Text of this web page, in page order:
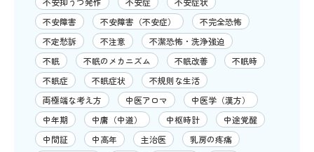
不安障害
不安障害（不安症）
不完全恐怖
不定愁訴
不注意
不潔恐怖・洗浄強迫
不眠
不眠のメカニズム 不眠改善
不眠時
不眠症
不眠症状
不規則な生活
両極端な考え方
中医アロマ
中医学（漢方）
中年期
中庸（中道） 中枢時計
中途覚醒
中間証
中高年 主治医
乳房の疼痛